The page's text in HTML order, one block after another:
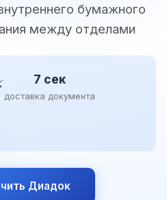
бумажного
между отделами
7 сек
доставка документа
Диадок